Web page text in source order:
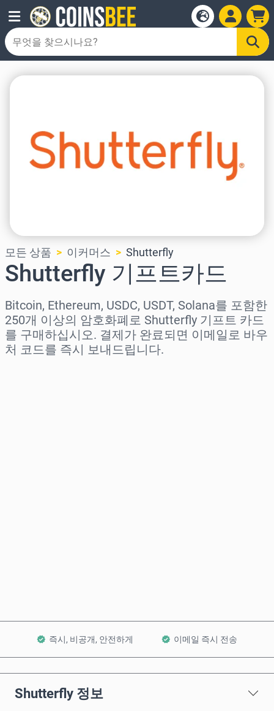
모든 상품 이커머스 Shutterfly
Shutterfly 기프트카드
Bitcoin, Ethereum, USDC, USDT, Solana를 포함한
250개 이상의 암호화폐로 Shutterfly 기프트 카드
를 구매하십시오. 결제가 완료되면 이메일로 바우
처 코드를 즉시 보내드립니다.
즉시, 비공개, 안전하게 이메일 즉시 전송
Shutterfly 정보